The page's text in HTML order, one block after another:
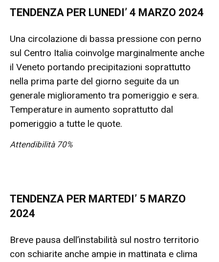
TENDENZA PER LUNEDI’ 4 MARZO 2024
Una circolazione di bassa pressione con perno
sul Centro Italia coinvolge marginalmente anche
il Veneto portando precipitazioni soprattutto
nella prima parte del giorno seguite da un
generale miglioramento tra pomeriggio e sera.
Temperature in aumento soprattutto dal
pomeriggio a tutte le quote.
Attendibilità 70%
TENDENZA PER MARTEDI’ 5 MARZO
2024
Breve pausa dell’instabilità sul nostro territorio
con schiarite anche ampie in mattinata e clima